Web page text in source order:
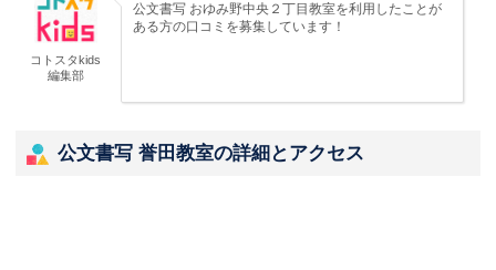
コトスタkids
編集部
公文書写 おゆみ野中央２丁目教室を利用したことが
ある方の口コミを募集しています！
公文書写 誉田教室の詳細とアクセス